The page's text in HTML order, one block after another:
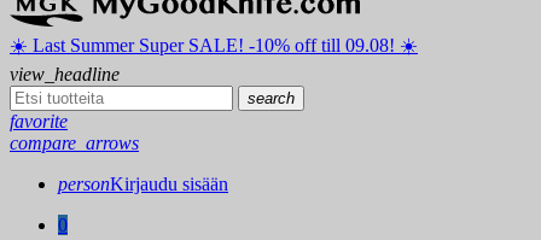
☀️ ️Last Summer Super SALE! -10% off till 09.08! ☀️
view_headline
search
favorite
compare_arrows
personKirjaudu sisään
0